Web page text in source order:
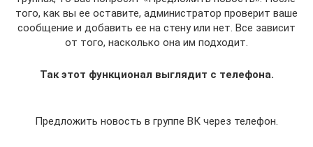
того, как вы ее оставите, администратор проверит ваше
сообщение и добавить ее на стену или нет. Все зависит
от того, насколько она им подходит.
Так этот функционал выглядит с телефона.
Предложить новость в группе ВК через телефон.